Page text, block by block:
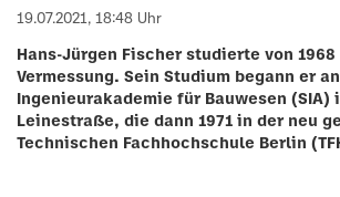
19.07.2021, 18:48 Uhr
Hans-Jürgen Fischer studierte von 1968
Vermessung. Sein Studium begann er
Ingenieurakademie für Bauwesen (SIA)
Leinestraße, die dann 1971 in der neu
Technischen Fachhochschule Berlin